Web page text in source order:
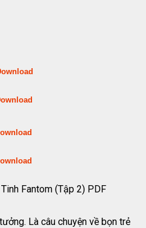
Fantom (Tập 2) PDF
Là câu chuyện về bọn trẻ